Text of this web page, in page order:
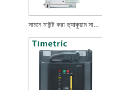
সামনে মাউন্ট করা ভ্যাকুয়াম সার্কিট ব্রেকার